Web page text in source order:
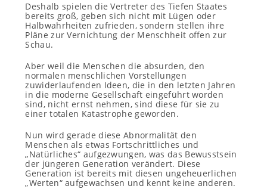
Deshalb spielen die Vertreter des Tiefen Staates
bereits groß, geben sich nicht mit Lügen oder
Halbwahrheiten zufrieden, sondern stellen ihre
Pläne zur Vernichtung der Menschheit offen zur
Schau.
Aber weil die Menschen die absurden, den
normalen menschlichen Vorstellungen
zuwiderlaufenden Ideen, die in den letzten Jahren
in die moderne Gesellschaft eingeführt worden
sind, nicht ernst nehmen, sind diese für sie zu
einer totalen Katastrophe geworden.
Nun wird gerade diese Abnormalität den
Menschen als etwas Fortschrittliches und
„Natürliches“ aufgezwungen, was das Bewusstsein
der jüngeren Generation verändert. Diese
Generation ist bereits mit diesen ungeheuerlichen
„Werten“ aufgewachsen und kennt keine anderen.